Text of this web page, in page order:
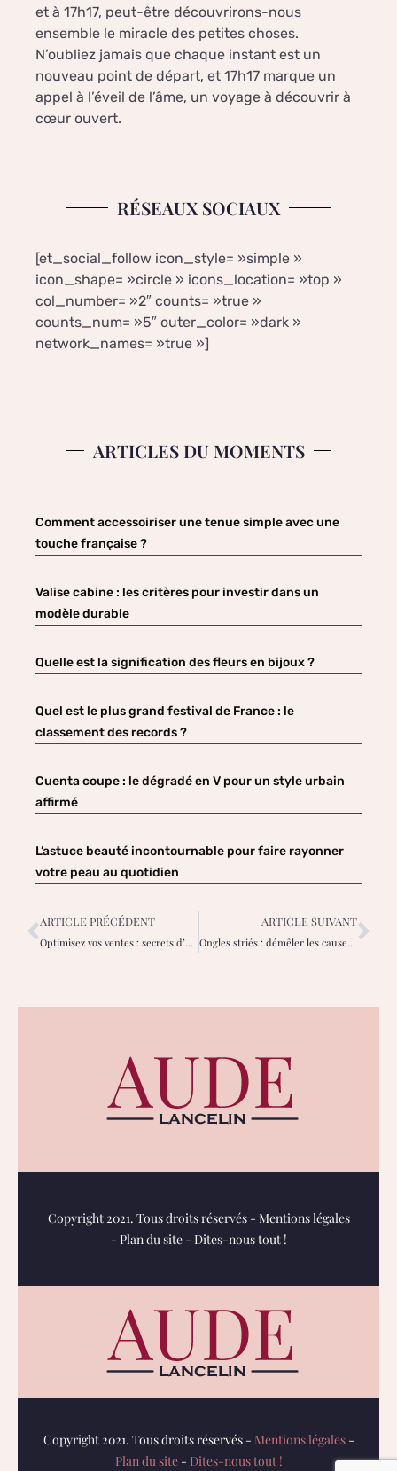
et à 17h17, peut-être découvrirons-nous
ensemble le miracle des petites choses.
N’oubliez jamais que chaque instant est un
nouveau point de départ, et 17h17 marque un
appel à l’éveil de l’âme, un voyage à découvrir à
cœur ouvert.
RÉSEAUX SOCIAUX
[et_social_follow icon_style= »simple »
icon_shape= »circle » icons_location= »top »
col_number= »2″ counts= »true »
counts_num= »5″ outer_color= »dark »
network_names= »true »]
ARTICLES DU MOMENTS
Comment accessoiriser une tenue simple avec une
touche française ?
Valise cabine : les critères pour investir dans un
modèle durable
Quelle est la signification des fleurs en bijoux ?
Quel est le plus grand festival de France : le
classement des records ?
Cuenta coupe : le dégradé en V pour un style urbain
affirmé
L’astuce beauté incontournable pour faire rayonner
votre peau au quotidien
ARTICLE PRÉCÉDENT
Optimisez vos ventes : secrets d’un classement efficace sur Vinted Femme
ARTICLE SUIVANT
Ongles striés : démêler les causes pour retrouver des mains éclatantes
Copyright 2021. Tous droits réservés - Mentions légales
- Plan du site- Dites-nous tout !
Copyright 2021. Tous droits réservés - Mentions légales-
Plan du site- Dites-nous tout !